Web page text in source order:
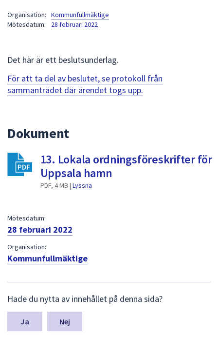
för
att
navigera
för
Organisation:
Kommunfullmäktige
Mötesdatum:
28 februari 2022
Det här är ett beslutsunderlag.
För att ta del av beslutet, se protokoll från
sammanträdet där ärendet togs upp.
Dokument
13. Lokala ordningsföreskrifter för
Uppsala hamn
PDF, 4 MB | Lyssna
Mötesdatum:
28 februari 2022
Organisation:
Kommunfullmäktige
ä
m
a
Hade du nytta av innehållet på denna sida?
Nej